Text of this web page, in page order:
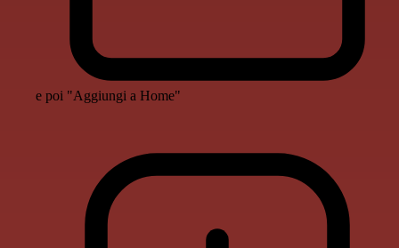
e poi "Aggiungi a Home"